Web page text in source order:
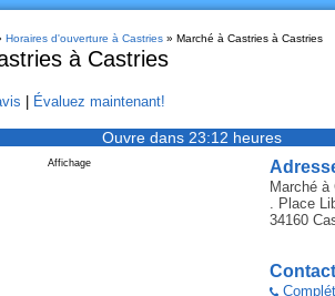
Horaires d'ouverture à Castries» Marché à Castries à Castries
à Castries
Évaluez maintenant!
Ouvre dans 23:12 heures
Marché à
. Place
34160
Contact
Affichage